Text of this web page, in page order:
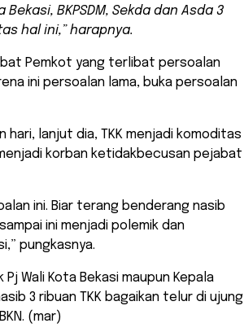
BKPSDM, Sekda dan Asda 3
hal ini,” harapnya.
Pemkot yang terlibat persoalan
ini persoalan lama, buka persoalan
hari, lanjut dia, TKK menjadi komoditas
korban ketidakbecusan pejabat
ini. Biar terang benderang nasib
ini menjadi polemik dan
pungkasnya.
Wali Kota Bekasi maupun Kepala
3 ribuan TKK bagaikan telur di ujung
(mar)